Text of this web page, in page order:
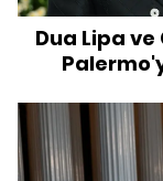
Dua Lipa